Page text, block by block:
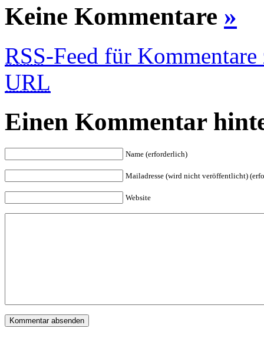
Keine Kommentare »
RSS-Feed für
URL
Einen Kommentar
Name (erforderlich)
Mailadresse (wird nicht veröffentlicht)
Website